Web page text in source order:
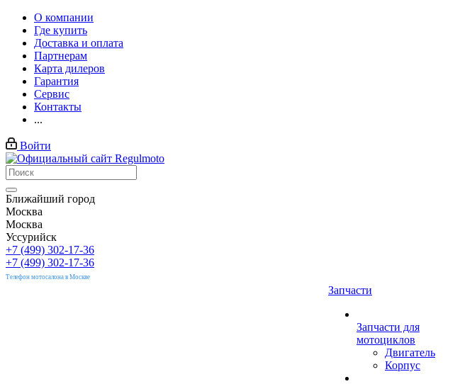
О компании
Где купить
Доставка и оплата
Партнерам
Карта дилеров
Гарантия
Сервис
Контакты
...
Войти
Ближайший город
Москва
Москва
Уссурийск
+7 (499) 302-17-36
+7 (499) 302-17-36
Телефон мотосалона в Москве
Запчасти
Запчасти для
мотоциклов
Двигатель
Корпус